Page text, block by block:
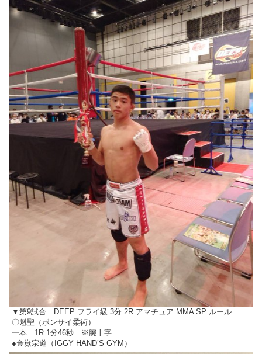
▼第9試合 DEEP フライ級 3分 2R アマチュア MMA SP ルール
〇魁聖（ボンサイ柔術）
一本 1R 1分46秒 ※腕十字
●金嶽宗道（IGGY HAND’S GYM）